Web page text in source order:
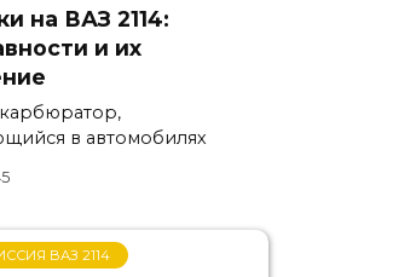
на ВАЗ 2114:
и их
карбюратор,
в автомобилях
ВАЗ 2114